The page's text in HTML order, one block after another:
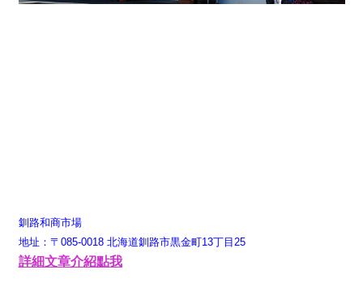
釧路和商市場
地址：〒085-0018 北海道釧路市黒金町13丁目25
詳細文章介紹點我